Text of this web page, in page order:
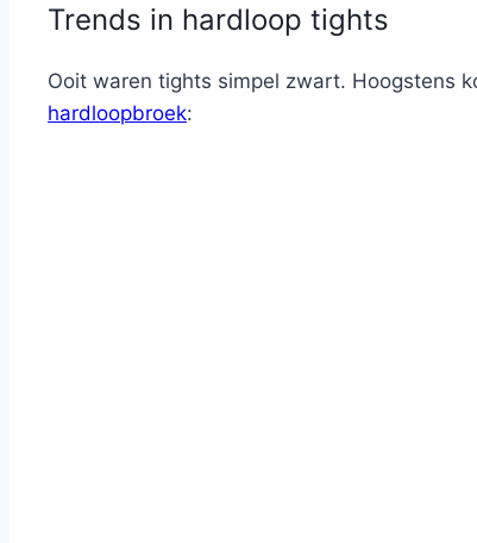
Trends in hardloop tights
Ooit waren tights simpel zwart. Hoogstens
hardloopbroek: